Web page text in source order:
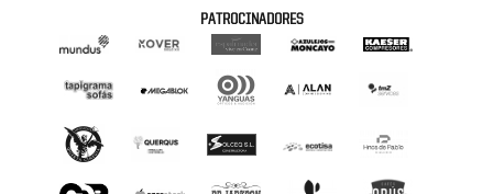
PATROCINADORES